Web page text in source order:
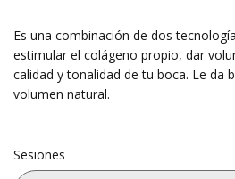
Es una combinación de dos
estimular el colágeno propio, dar
calidad y tonalidad de tu boca. Le da
volumen natural.
Sesiones